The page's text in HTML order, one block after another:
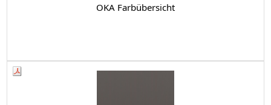
OKA Farbübersicht